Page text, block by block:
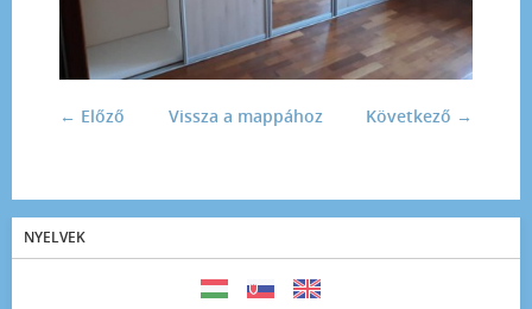
← Előző Következő →
Vissza a mappához
NYELVEK